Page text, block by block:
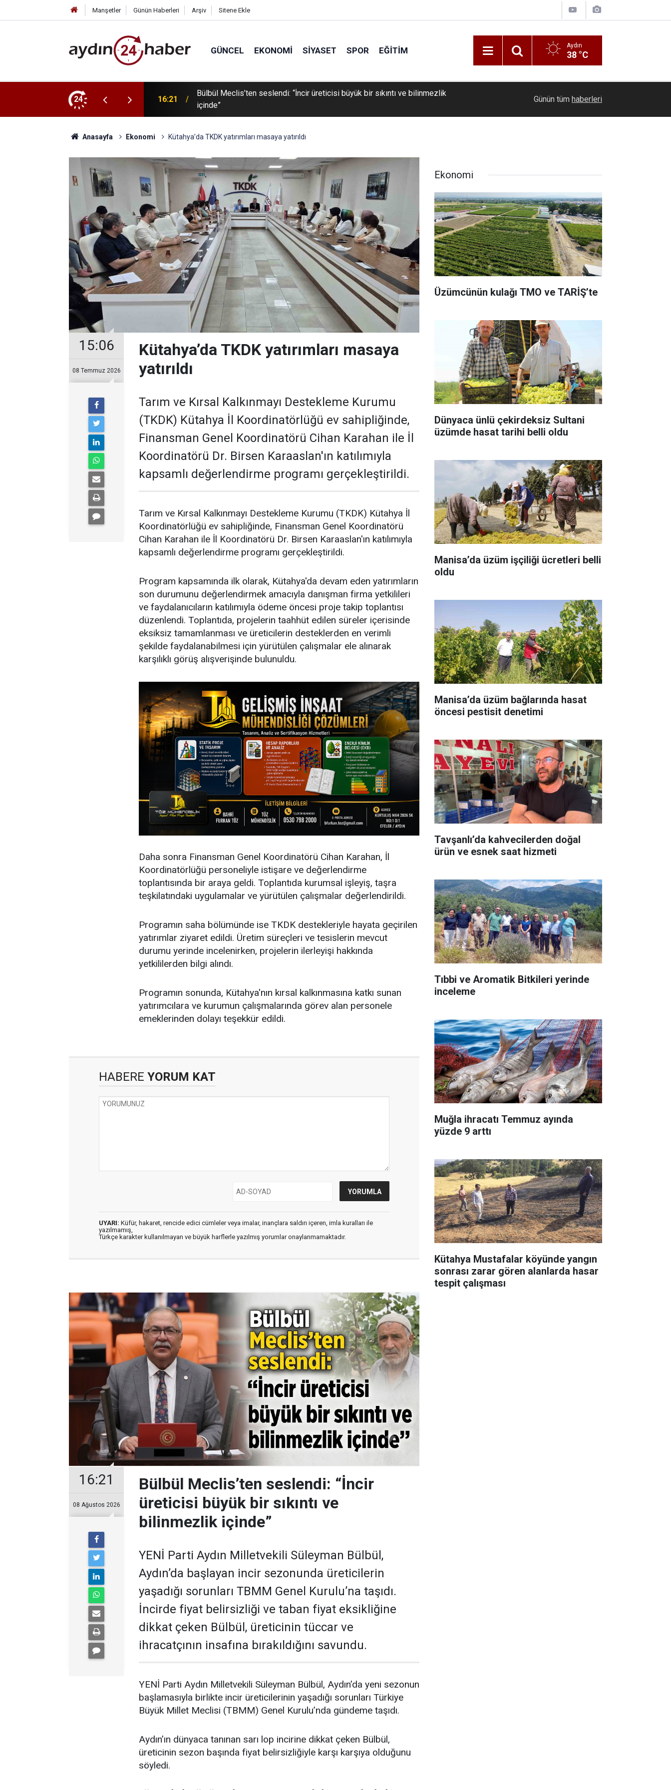
Manşetler Günün Haberleri Arşiv Sitene Ekle
GÜNCEL EKONOMI SIYASET SPOR EĞITIM Aydın
38 °C
24
2 itfaiye personeli yaralandı 16:21
Bülbül Meclis’ten seslendi: “İncir üreticisi büyük bir sıkıntı ve bilinmezlik
içinde”
Anız yangını kazaya neden oldu: 13 araç
Günün tüm haberleri
Anasayfa Ekonomi Kütahya’da TKDK yatırımları masaya yatırıldı
15:06
08 Temmuz 2026
Kütahya’da TKDK yatırımları masaya
yatırıldı
Tarım ve Kırsal Kalkınmayı Destekleme Kurumu
(TKDK) Kütahya İl Koordinatörlüğü ev sahipliğinde,
Finansman Genel Koordinatörü Cihan Karahan ile İl
Koordinatörü Dr. Birsen Karaaslan'ın katılımıyla
kapsamlı değerlendirme programı gerçekleştirildi.
Tarım ve Kırsal Kalkınmayı Destekleme Kurumu (TKDK) Kütahya İl
Koordinatörlüğü ev sahipliğinde, Finansman Genel Koordinatörü
Cihan Karahan ile İl Koordinatörü Dr. Birsen Karaaslan'ın katılımıyla
kapsamlı değerlendirme programı gerçekleştirildi.
Program kapsamında ilk olarak, Kütahya'da devam eden yatırımların
son durumunu değerlendirmek amacıyla danışman firma yetkilileri
ve faydalanıcıların katılımıyla ödeme öncesi proje takip toplantısı
düzenlendi. Toplantıda, projelerin taahhüt edilen süreler içerisinde
eksiksiz tamamlanması ve üreticilerin desteklerden en verimli
şekilde faydalanabilmesi için yürütülen çalışmalar ele alınarak
karşılıklı görüş alışverişinde bulunuldu.
Daha sonra Finansman Genel Koordinatörü Cihan Karahan, İl
Koordinatörlüğü personeliyle istişare ve değerlendirme
toplantısında bir araya geldi. Toplantıda kurumsal işleyiş, taşra
teşkilatındaki uygulamalar ve yürütülen çalışmalar değerlendirildi.
Programın saha bölümünde ise TKDK destekleriyle hayata geçirilen
yatırımlar ziyaret edildi. Üretim süreçleri ve tesislerin mevcut
durumu yerinde incelenirken, projelerin ilerleyişi hakkında
yetkililerden bilgi alındı.
Programın sonunda, Kütahya'nın kırsal kalkınmasına katkı sunan
yatırımcılara ve kurumun çalışmalarında görev alan personele
emeklerinden dolayı teşekkür edildi.
HABERE YORUM KAT
UYARI: Küfür, hakaret, rencide edici cümleler veya imalar, inançlara saldırı içeren, imla kuralları ile
yazılmamış,
Türkçe karakter kullanılmayan ve büyük harflerle yazılmış yorumlar onaylanmamaktadır.
16:21
08 Ağustos 2026
Bülbül Meclis’ten seslendi: “İncir
üreticisi büyük bir sıkıntı ve
bilinmezlik içinde”
YENİ Parti Aydın Milletvekili Süleyman Bülbül,
Aydın’da başlayan incir sezonunda üreticilerin
yaşadığı sorunları TBMM Genel Kurulu’na taşıdı.
İncirde fiyat belirsizliği ve taban fiyat eksikliğine
dikkat çeken Bülbül, üreticinin tüccar ve
ihracatçının insafına bırakıldığını savundu.
YENİ Parti Aydın Milletvekili Süleyman Bülbül, Aydın’da yeni sezonun
başlamasıyla birlikte incir üreticilerinin yaşadığı sorunları Türkiye
Büyük Millet Meclisi (TBMM) Genel Kurulu’nda gündeme taşıdı.
Aydın’ın dünyaca tanınan sarı lop incirine dikkat çeken Bülbül,
üreticinin sezon başında fiyat belirsizliğiyle karşı karşıya olduğunu
söyledi.
Ekonomi
Üzümcünün kulağı TMO ve TARİŞ’te
Dünyaca ünlü çekirdeksiz Sultani
üzümde hasat tarihi belli oldu
Manisa’da üzüm işçiliği ücretleri belli
oldu
Manisa’da üzüm bağlarında hasat
öncesi pestisit denetimi
Tavşanlı’da kahvecilerden doğal
ürün ve esnek saat hizmeti
Tıbbi ve Aromatik Bitkileri yerinde
inceleme
Muğla ihracatı Temmuz ayında
yüzde 9 arttı
Kütahya Mustafalar köyünde yangın
sonrası zarar gören alanlarda hasar
tespit çalışması